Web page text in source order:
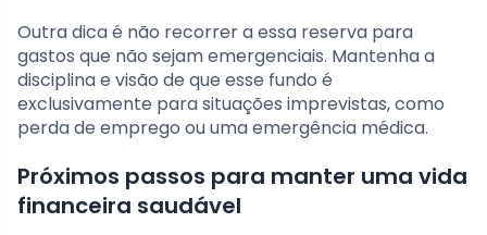
Outra dica é não recorrer a essa reserva para
gastos que não sejam emergenciais. Mantenha a
disciplina e visão de que esse fundo é
exclusivamente para situações imprevistas, como
perda de emprego ou uma emergência médica.
Próximos passos para manter uma vida
financeira saudável